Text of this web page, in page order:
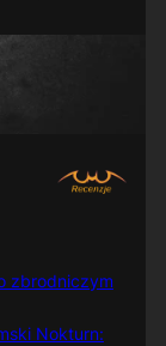
zbrodniczym
Nokturn: